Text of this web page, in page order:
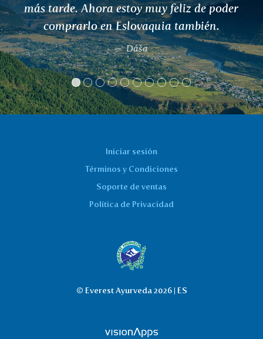
más tarde. Ahora estoy muy feliz de poder
comprarlo en Eslovaquia también.
Dáša
Iniciar sesión
Términos y Condiciones
Soporte de ventas
Política de Privacidad
© Everest Ayurveda 2026 | ES